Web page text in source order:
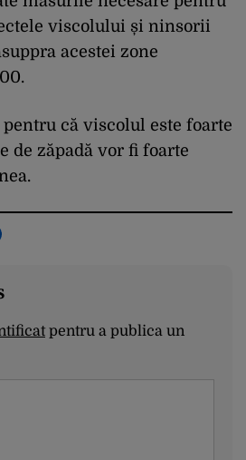
viscolului și ninsorii
acestei zone
că viscolul este foarte
de zăpadă vor fi foarte
pentru a publica un